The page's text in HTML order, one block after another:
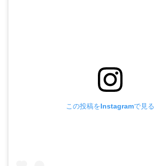
この投稿をInstagramで見る